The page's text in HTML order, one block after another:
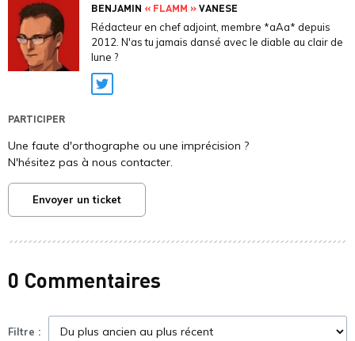
BENJAMIN « FLAMM »VANESE
Rédacteur en chef adjoint, membre *aAa* depuis
2012. N'as tu jamais dansé avec le diable au clair de
lune ?
Twitter
PARTICIPER
Une faute d'orthographe ou une imprécision ?
N'hésitez pas à nous contacter.
Envoyer un ticket
0 Commentaires
Filtre :